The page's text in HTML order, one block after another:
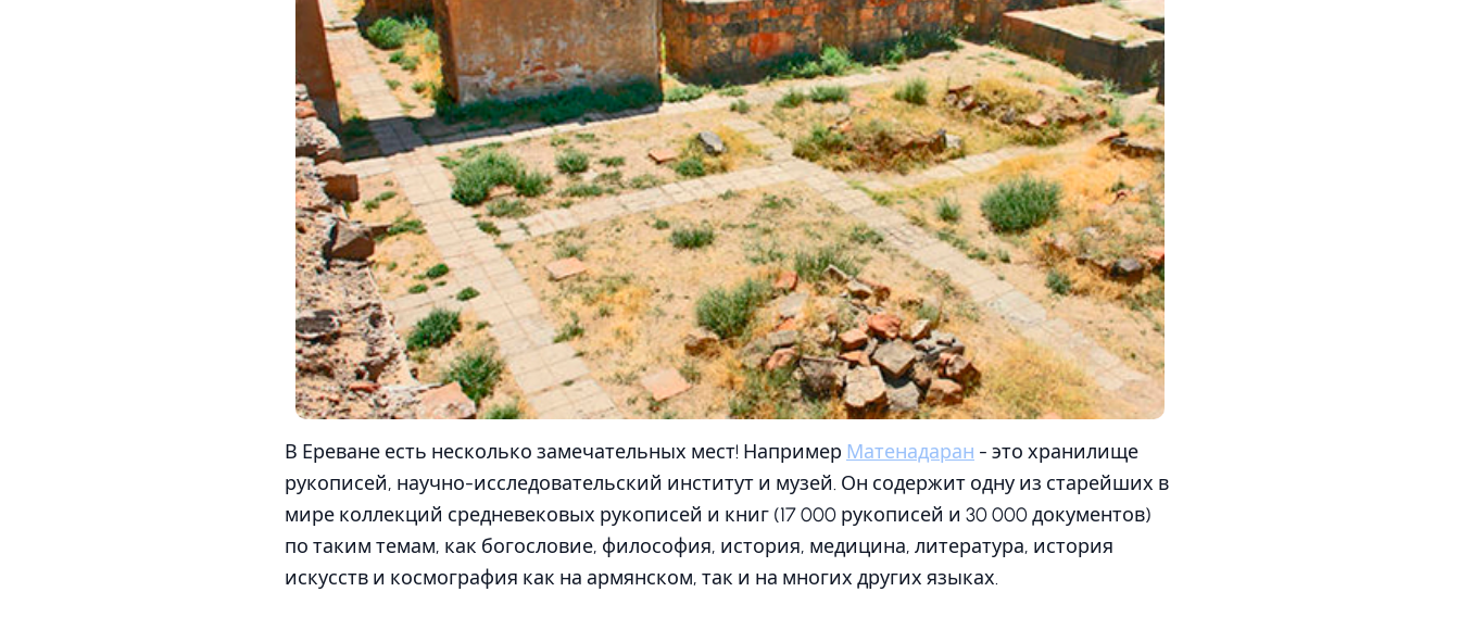
В Ереване есть несколько замечательных мест! Например Матенадаран - это хранилище
рукописей, научно-исследовательский институт и музей. Он содержит одну из старейших в
мире коллекций средневековых рукописей и книг (17 000 рукописей и 30 000 документов)
по таким темам, как богословие, философия, история, медицина, литература, история
искусств и космография как на армянском, так и на многих других языках.